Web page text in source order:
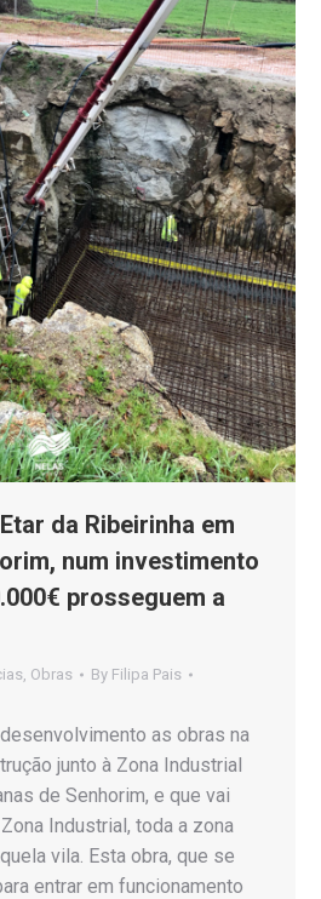
da Ribeirinha em
num investimento
prosseguem a
Obras By Filipa Pais
as obras na
junto à Zona Industrial
de Senhorim, e que vai
Industrial, toda a zona
vila. Esta obra, que se
entrar em funcionamento